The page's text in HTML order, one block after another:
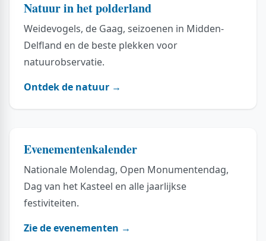
Natuur in het polderland
Weidevogels, de Gaag, seizoenen in Midden-
Delfland en de beste plekken voor
natuurobservatie.
Ontdek de natuur →
Evenementenkalender
Nationale Molendag, Open Monumentendag,
Dag van het Kasteel en alle jaarlijkse
festiviteiten.
Zie de evenementen →